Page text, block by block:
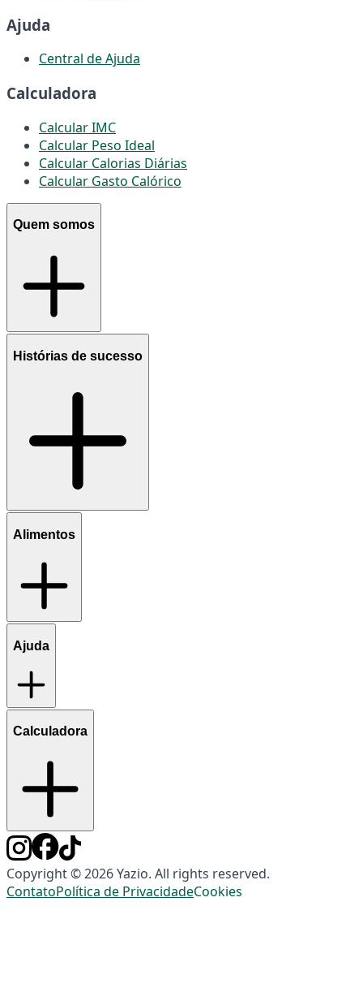
Ajuda
Central de Ajuda
Calculadora
Calcular IMC
Calcular Peso Ideal
Calcular Calorias Diárias
Calcular Gasto Calórico
Quem somos
Histórias de sucesso
Alimentos
Ajuda
Calculadora
Copyright © 2026 Yazio. All rights reserved.
ContatoPolítica de PrivacidadeCookies